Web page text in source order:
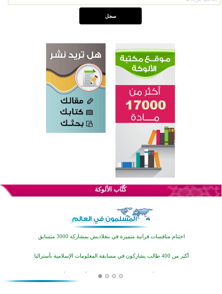
كُتَّاب الألوكة
اختتام الدورة التاسعة لمسابقة حفظ وتلاوة القرآن الكريم في أزناكاييف
تيسليتش تختتم برنامجا تعليميا لتعزيز القيم وبناء الشخصية للشباب المسلمين
اختتام منافسات قرآنية متميزة في بنغلاديش بمشاركة 3000 متسابق
أكثر من 400 طالب يشاركون في مسابقة المعلومات الإسلامية بأستراليا
افتتاح تاريخي لأول مسجد في بلييفليا بالجبل الأسود منذ أكثر من قرن